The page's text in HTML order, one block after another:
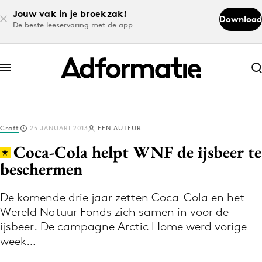
Jouw vak in je broekzak!
De beste leeservaring met de app
Download
Abonneer nu
Abonneer nu
Log in
Volg het laatste nieuws via de Adformatie
Nieuws app
Craft 25 JANUARI 2013 EEN AUTEUR
Coca-Cola helpt WNF de ijsbeer te
beschermen
De komende drie jaar zetten Coca-Cola en het
Wereld Natuur Fonds zich samen in voor de
ijsbeer. De campagne Arctic Home werd vorige
week…